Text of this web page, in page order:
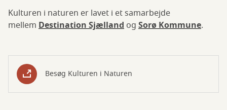
Kulturen i naturen er lavet i et samarbejde
mellem Destination Sjælland og Sorø Kommune.
Besøg Kulturen i Naturen